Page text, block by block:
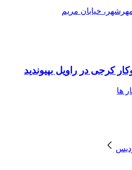
خیابان مریم
ها